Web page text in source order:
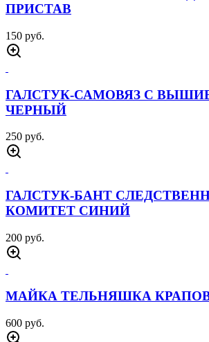
ПРИСТАВ
150 руб.
ГАЛСТУК-САМОВЯЗ С
ЧЕРНЫЙ
250 руб.
ГАЛСТУК-БАНТ
КОМИТЕТ СИНИЙ
200 руб.
МАЙКА ТЕЛЬНЯШКА
600 руб.